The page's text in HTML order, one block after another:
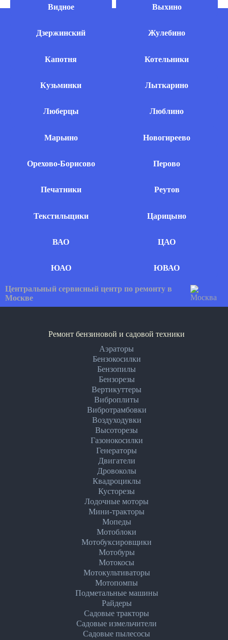
Видное Выхино
Дзержинский Жулебино
Капотня Котельники
Кузьминки Лыткарино
Люберцы Люблино
Марьино Новогиреево
Орехово-Борисово Перово
Печатники Реутов
Текстильщики Царицыно
ВАО ЦАО
ЮАО ЮВАО
Центральный сервисный центр по ремонту в
Москве
Ремонт бензиновой и садовой техники
Аэраторы
Бензокосилки
Бензопилы
Бензорезы
Вертикуттеры
Виброплиты
Вибротрамбовки
Воздуходувки
Высоторезы
Газонокосилки
Генераторы
Двигатели
Дровоколы
Квадроциклы
Кусторезы
Лодочные моторы
Мини-тракторы
Мопеды
Мотоблоки
Мотобуксировщики
Мотобуры
Мотокосы
Мотокультиваторы
Мотопомпы
Подметальные машины
Райдеры
Садовые тракторы
Садовые измельчители
Садовые пылесосы